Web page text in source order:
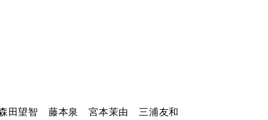
田望智 藤本泉 宮本茉由 三浦友和